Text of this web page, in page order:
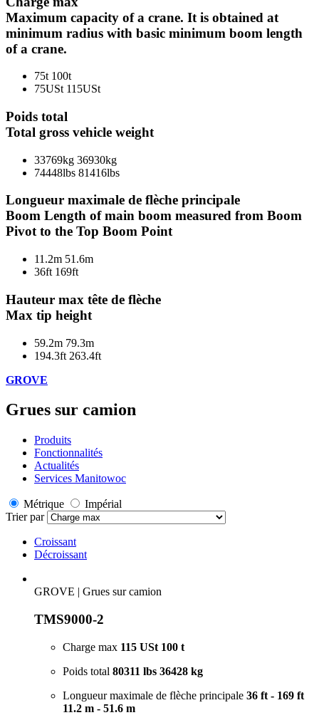
Maximum capacity of a crane. It is obtained at
minimum radius with basic minimum boom length
of a crane.
75t 100t
75USt 115USt
Poids total
Total gross vehicle weight
33769kg 36930kg
74448lbs 81416lbs
Longueur maximale de flèche principale
Boom Length of main boom measured from Boom
Pivot to the Top Boom Point
11.2m 51.6m
36ft 169ft
Hauteur max tête de flèche
Max tip height
59.2m 79.3m
194.3ft 263.4ft
GROVE
Grues sur camion
Produits
Fonctionnalités
Actualités
Services Manitowoc
Métrique
Impérial
Trier par
Croissant
Décroissant
GROVE | Grues sur camion
TMS9000-2
Charge max 115 USt 100 t
Poids total 80311 lbs 36428 kg
Longueur maximale de flèche principale 36 ft - 169 ft
11.2 m - 51.6 m